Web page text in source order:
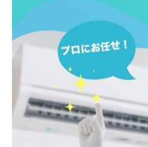
見積もりで不明点が解消され
き、無駄な出費や後悔を防ぐこ
しいサービス選びの第一歩とし
活用しましょう。
安心を得るための
グ料金比較術